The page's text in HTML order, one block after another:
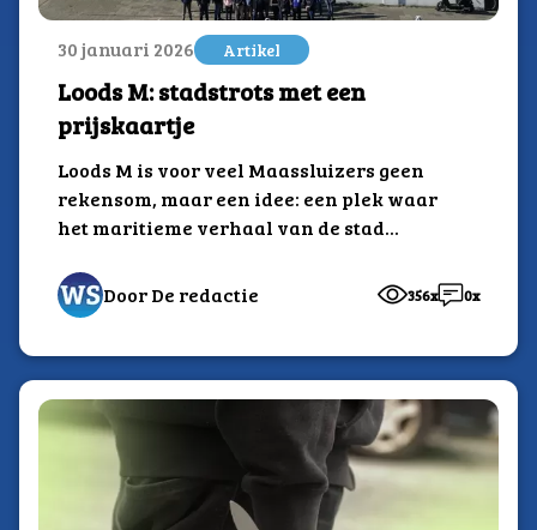
30 januari 2026 Artikel
Loods M: stadstrots met een
prijskaartje
Loods M is voor veel Maassluizers geen
rekensom, maar een idee: een plek waar
het maritieme verhaal van de stad...
Door De redactie 356x 0x